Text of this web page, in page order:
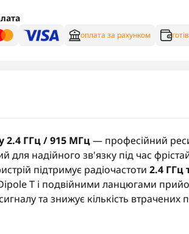
оплата за рахунком
2.4 ГГц / 915 МГц— професійний
для надійного зв'язку під час
підтримує радіочастоти 2.4 ГГц
T і подвійними ланцюгами
та знижує кількість втрачених